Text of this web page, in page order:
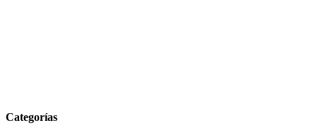
Categorías